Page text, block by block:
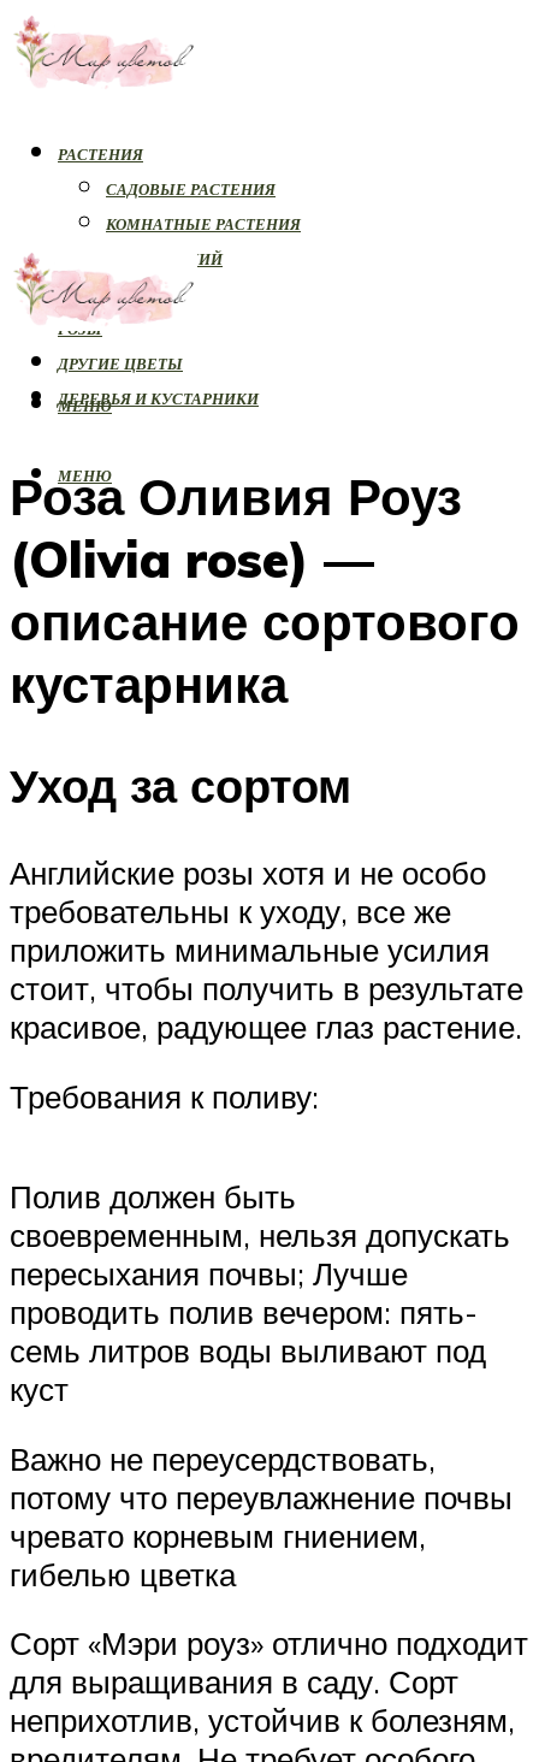
РАСТЕНИЯ
САДОВЫЕ РАСТЕНИЯ
КОМНАТНЫЕ РАСТЕНИЯ
БОЛЕЗНИ РАСТЕНИЙ
ОРХИДЕИ
РОЗЫ
ДРУГИЕ ЦВЕТЫ
ДЕРЕВЬЯ И КУСТАРНИКИ
МЕНЮ
МЕНЮ
Роза Оливия Роуз
(Olivia rose) —
описание сортового
кустарника
Уход за сортом
Английские розы хотя и не особо
требовательны к уходу, все же
приложить минимальные усилия
стоит, чтобы получить в результате
красивое, радующее глаз растение.
Требования к поливу:
Полив должен быть
своевременным, нельзя допускать
пересыхания почвы; Лучше
проводить полив вечером: пять-
семь литров воды выливают под
куст
Важно не переусердствовать,
потому что переувлажнение почвы
чревато корневым гниением,
гибелью цветка
Сорт «Мэри роуз» отлично подходит
для выращивания в саду. Сорт
неприхотлив, устойчив к болезням,